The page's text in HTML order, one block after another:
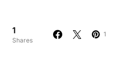
1
Shares
1